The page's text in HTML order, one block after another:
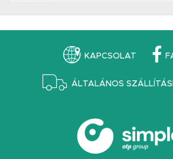
KAPCSOLAT
ÁLTALÁNOS